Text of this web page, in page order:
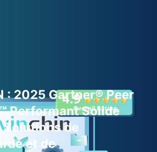
: 2025 Gartner® Peer
Performant Solide
Solutions de
et de